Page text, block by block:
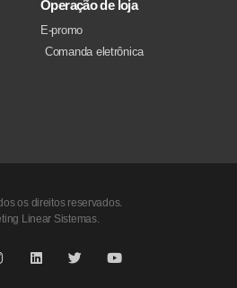
Operação de loja
E-promo
Comanda eletrônica
os direitos reservados.
Linear Sistemas.